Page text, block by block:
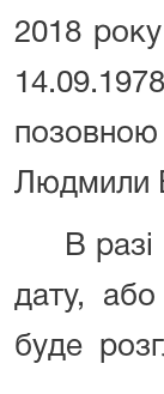
2018
Людмили
В разі
дату,
буде